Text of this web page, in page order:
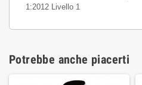
1:2012 Livello 1
Potrebbe anche piacerti